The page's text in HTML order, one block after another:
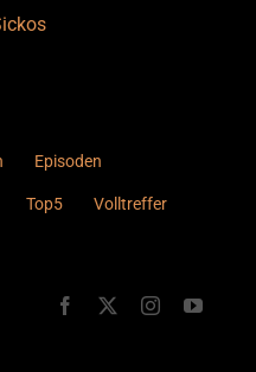
Episoden
Top5 Volltreffer